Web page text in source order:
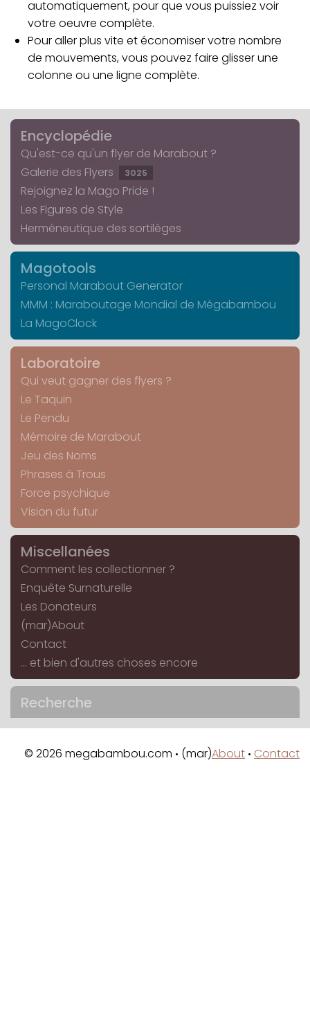
automatiquement, pour que vous puissiez voir
votre oeuvre complète.
Pour aller plus vite et économiser votre nombre
de mouvements, vous pouvez faire glisser une
colonne ou une ligne complète.
Encyclopédie
Qu'est-ce qu'un flyer de Marabout ?
Galerie des Flyers
3025
Rejoignez la Mago Pride !
Les Figures de Style
Herméneutique des sortilèges
Magotools
Personal Marabout Generator
MMM : Maraboutage Mondial de Mégabambou
La MagoClock
Laboratoire
Qui veut gagner des flyers ?
Le Taquin
Le Pendu
Mémoire de Marabout
Jeu des Noms
Phrases à Trous
Force psychique
Vision du futur
Miscellanées
Comment les collectionner ?
Enquête Surnaturelle
Les Donateurs
(mar)About
Contact
... et bien d'autres choses encore
Recherche
© 2026 megabambou.com • (mar)About • Contact